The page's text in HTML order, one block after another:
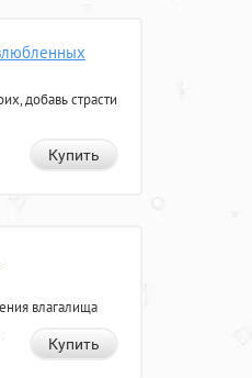
добавь страсти
Купить
влагалища
Купить